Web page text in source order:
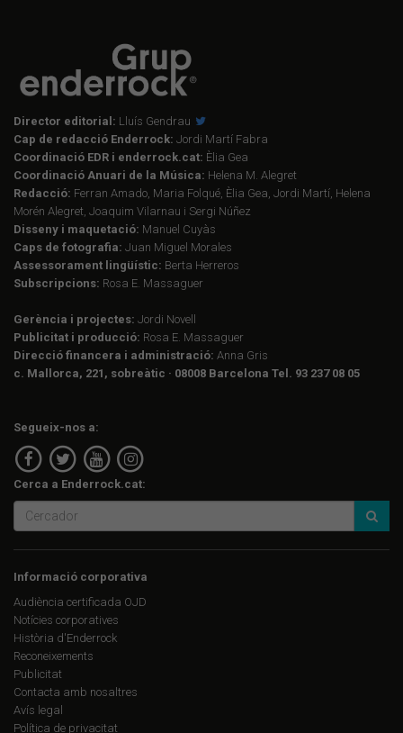
Director editorial: Lluís Gendrau
Cap de redacció Enderrock: Jordi Martí Fabra
Coordinació EDR i enderrock.cat: Èlia Gea
Coordinació Anuari de la Música: Helena M. Alegret
Redacció: Ferran Amado, Maria Folqué, Èlia Gea, Jordi Martí, Helena
Morén Alegret, Joaquim Vilarnau i Sergi Núñez
Disseny i maquetació: Manuel Cuyàs
Caps de fotografia: Juan Miguel Morales
Assessorament lingüístic: Berta Herreros
Subscripcions: Rosa E. Massaguer
Gerència i projectes: Jordi Novell
Publicitat i producció: Rosa E. Massaguer
Direcció financera i administració: Anna Gris
c. Mallorca, 221, sobreàtic · 08008 Barcelona Tel. 93 237 08 05
Segueix-nos a:
Cerca a Enderrock.cat:
Informació corporativa
Audiència certificada OJD
Notícies corporatives
Història d'Enderrock
Reconeixements
Publicitat
Contacta amb nosaltres
Avís legal
Política de privacitat